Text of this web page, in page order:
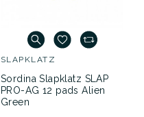
SLAPKLATZ
Sordina Slapklatz SLAP
PRO-AG 12 pads Alien
Green